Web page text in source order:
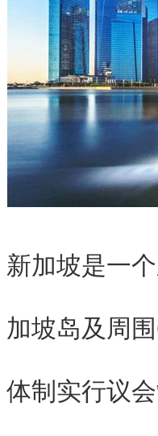
新加坡是一
加坡岛及周
体制实行议会